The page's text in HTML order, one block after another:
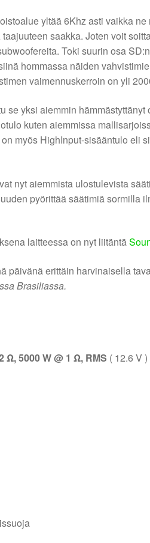
yltää 6Khz asti vaikka
saakka. Joten voit
Toki suurin osa
hommassa näiden
vaimennuskerroin on yli
se yksi aiemmin
kuten aiemmissa
myös HighInput-sisääntulo eli
nyt aiemmista ulostulevista
pyörittää säätimiä sormilla
laitteessa on nyt liitäntä
päivänä erittäin harvinaisella
Brasiliassa.
Ω, 5000 W @ 1 Ω, RMS ( 12.6 V )